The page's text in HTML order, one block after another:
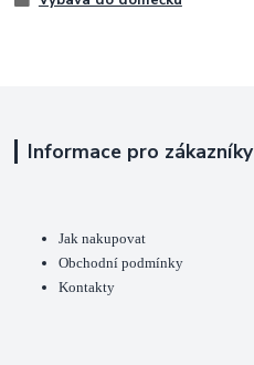
Informace pro zákazníky
Jak nakupovat
Obchodní podmínky
Kontakty